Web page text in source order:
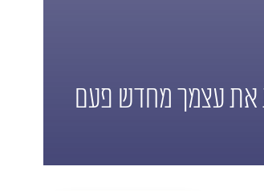
את עצמך מחדש פעם